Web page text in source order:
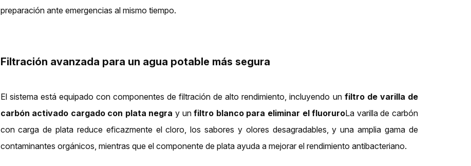
preparación ante emergencias al mismo tiempo.
Filtración avanzada para un agua potable más segura
El sistema está equipado con componentes de filtración de alto rendimiento, incluyendo un filtro de varilla de
carbón activado cargado con plata negra y unfiltro blanco para eliminar el fluoruroLa varilla de carbón
con carga de plata reduce eficazmente el cloro, los sabores y olores desagradables, y una amplia gama de
contaminantes orgánicos, mientras que el componente de plata ayuda a mejorar el rendimiento antibacteriano.